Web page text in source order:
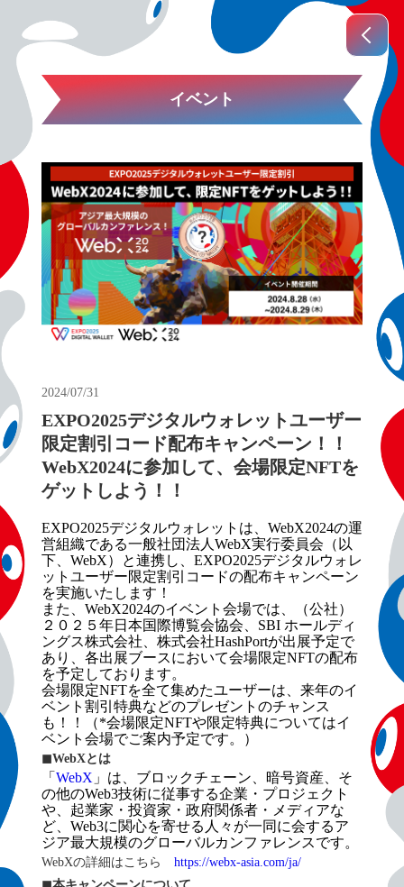
イベント
2024/07/31
EXPO2025デジタルウォレットユーザー
限定割引コード配布キャンペーン！！
WebX2024に参加して、会場限定NFTを
ゲットしよう！！
EXPO2025デジタルウォレットは、WebX2024の運
営組織である一般社団法人WebX実行委員会（以
下、WebX）と連携し、EXPO2025デジタルウォレ
ットユーザー限定割引コードの配布キャンペーン
を実施いたします！
また、WebX2024のイベント会場では、（公社）
２０２５年日本国際博覧会協会、SBI ホールディ
ングス株式会社、株式会社HashPortが出展予定で
あり、各出展ブースにおいて会場限定NFTの配布
を予定しております。
会場限定NFTを全て集めたユーザーは、来年のイ
ベント割引特典などのプレゼントのチャンス
も！！（*会場限定NFTや限定特典についてはイ
ベント会場でご案内予定です。）
◼︎WebXとは
「 WebX 」は、ブロックチェーン、暗号資産、そ
の他のWeb3技術に従事する企業・プロジェクト
や、起業家・投資家・政府関係者・メディアな
ど、Web3に関心を寄せる人々が一同に会するア
ジア最大規模のグローバルカンファレンスです。
WebXの詳細はこちら https://webx-asia.com/ja/